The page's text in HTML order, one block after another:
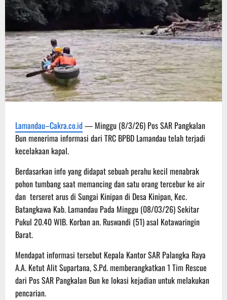
Lamandau–Cakra.co.id— Minggu (8/3/26) Pos SAR Pangkalan
Bun menerima informasi dari TRC BPBD Lamandau telah terjadi
kecelakaan kapal.
Berdasarkan info yang didapat sebuah perahu kecil menabrak
pohon tumbang saat memancing dan satu orang tercebur ke air
dan terseret arus di Sungai Kinipan di Desa Kinipan, Kec.
Batangkawa Kab. Lamandau Pada Minggu (08/03/26) Sekitar
Pukul 20.40 WIB. Korban an. Ruswandi (51) asal Kotawaringin
Barat.
Mendapat informasi tersebut Kepala Kantor SAR Palangka Raya
A.A. Ketut Alit Supartana, S.Pd. memberangkatkan 1 Tim Rescue
dari Pos SAR Pangkalan Bun ke lokasi kejadian untuk melakukan
pencarian.